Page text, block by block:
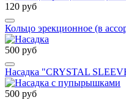
120 руб
Кольцо эрекционное (в
500 руб
Насадка "CRYSTAL
500 руб